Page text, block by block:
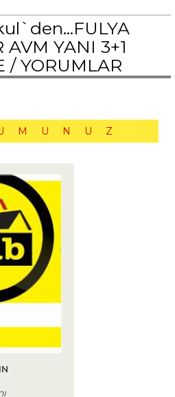
AVM YANI 3+1
/YORUMLAR